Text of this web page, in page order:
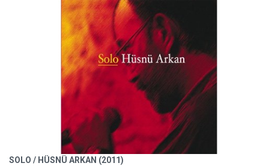
SOLO / HÜSNÜ ARKAN (2011)